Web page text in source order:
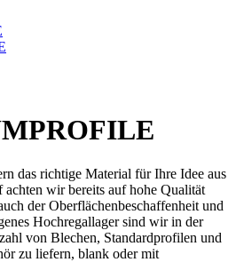
das richtige Material für Ihre Idee aus
wir bereits auf hohe Qualität
der Oberflächenbeschaffenheit und
Hochregallager sind wir in der
von Blechen, Standardprofilen und
zu liefern, blank oder mit